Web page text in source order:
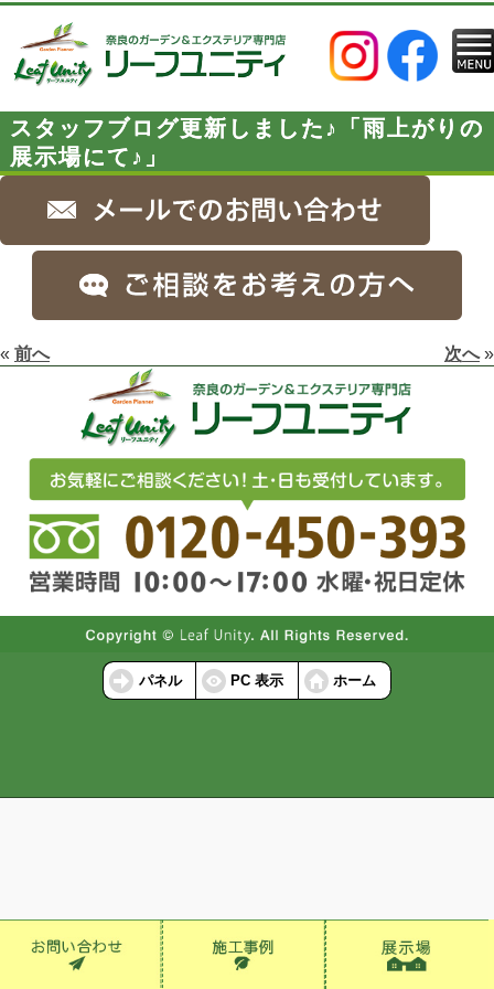
スタッフブログ更新しました♪「雨上がりの
展示場にて♪」
« 前へ 次へ»
パネル PC 表示 ホーム